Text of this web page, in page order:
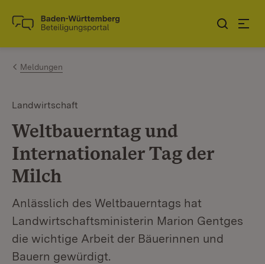
Zum Inhalt springen
Link zur Startseite
Meldungen
Landwirtschaft
Weltbauerntag und
Internationaler Tag der
Milch
Anlässlich des Weltbauerntags hat
Landwirtschaftsministerin Marion Gentges
die wichtige Arbeit der Bäuerinnen und
Bauern gewürdigt.